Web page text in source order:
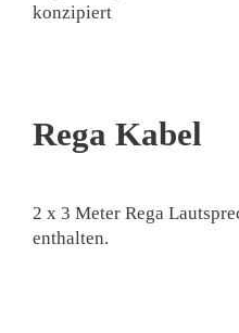
konzipiert
Rega Kabel
2 x 3 Meter Rega
enthalten.